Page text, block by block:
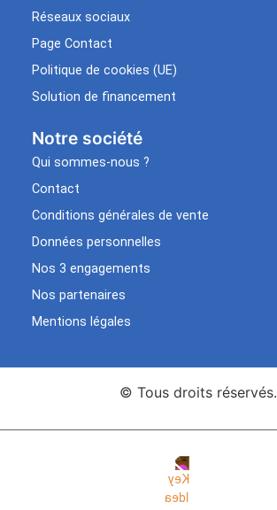
Réseaux sociaux
Page Contact
Politique de cookies (UE)
Solution de financement
Notre société
Qui sommes-nous ?
Contact
Conditions générales de vente
Données personnelles
Nos 3 engagements
Nos partenaires
Mentions légales
© Tous droits réservés.